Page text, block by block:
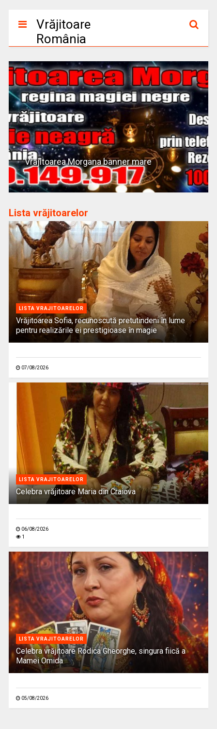
Vrăjitoare
România
Vrajitoarea Morgana banner mare
Lista vrăjitoarelor
LISTA VRAJITOARELOR
Vrăjitoarea Sofia, recunoscută pretutindeni în lume
pentru realizările ei prestigioase în magie
07/08/2026
LISTA VRAJITOARELOR
Celebra vrăjitoare Maria din Craiova
06/08/2026
1
LISTA VRAJITOARELOR
Celebra vrăjitoare Rodica Gheorghe, singura fiică a
Mamei Omida
05/08/2026